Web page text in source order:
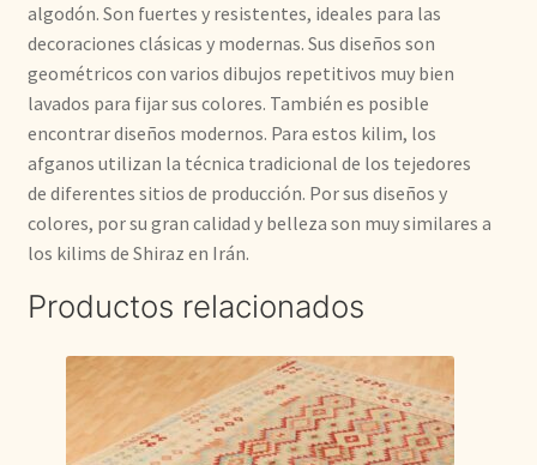
algodón. Son fuertes y resistentes, ideales para las
decoraciones clásicas y modernas. Sus diseños son
geométricos con varios dibujos repetitivos muy bien
lavados para fijar sus colores. También es posible
encontrar diseños modernos. Para estos kilim, los
afganos utilizan la técnica tradicional de los tejedores
de diferentes sitios de producción. Por sus diseños y
colores, por su gran calidad y belleza son muy similares a
los kilims de Shiraz en Irán.
Productos relacionados